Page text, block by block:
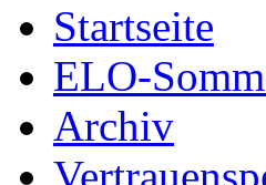
Startseite
ELO-
Archiv